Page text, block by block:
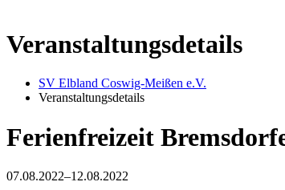
Veranstaltungsdetails
SV Elbland Coswig-Meißen e.V.
Veranstaltungsdetails
Ferienfreizeit
07.08.2022–12.08.2022